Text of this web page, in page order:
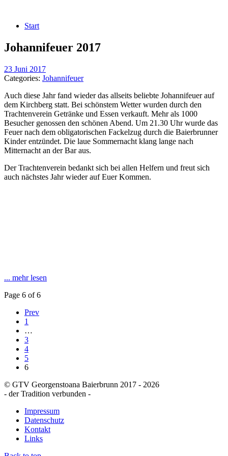
Start
Johannifeuer 2017
23 Juni 2017
Categories: Johannifeuer
Auch diese Jahr fand wieder das allseits beliebte Johannifeuer auf
dem Kirchberg statt. Bei schönstem Wetter wurden durch den
Trachtenverein Getränke und Essen verkauft. Mehr als 1000
Besucher genossen den schönen Abend. Um 21.30 Uhr wurde das
Feuer nach dem obligatorischen Fackelzug durch die Baierbrunner
Kinder entzündet. Die laue Sommernacht klang lange nach
Mitternacht an der Bar aus.
Der Trachtenverein bedankt sich bei allen Helfern und freut sich
auch nächstes Jahr wieder auf Euer Kommen.
... mehr lesen
Page 6 of 6
Prev
1
…
3
4
5
6
© GTV Georgenstoana Baierbrunn 2017 - 2026
- der Tradition verbunden -
Impressum
Datenschutz
Kontakt
Links